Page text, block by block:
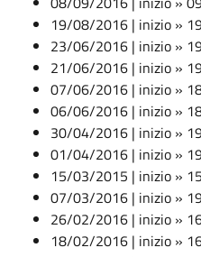
19/08/2016 | inizio »
23/06/2016 | inizio »
21/06/2016 | inizio »
07/06/2016 | inizio »
06/06/2016 | inizio »
30/04/2016 | inizio »
01/04/2016 | inizio »
15/03/2015 | inizio »
07/03/2016 | inizio »
26/02/2016 | inizio »
18/02/2016 | inizio »